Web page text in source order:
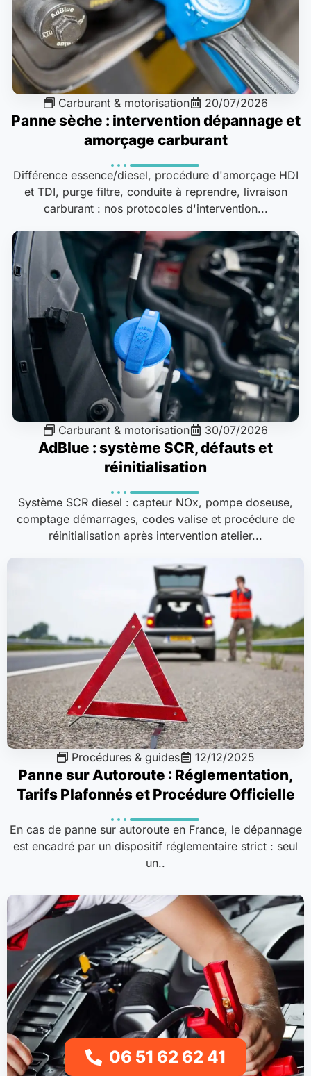
Carburant & motorisation 20/07/2026
Panne sèche : intervention dépannage et
amorçage carburant
Différence essence/diesel, procédure d'amorçage HDI
et TDI, purge filtre, conduite à reprendre, livraison
carburant : nos protocoles d'intervention...
Carburant & motorisation 30/07/2026
AdBlue : système SCR, défauts et
réinitialisation
Système SCR diesel : capteur NOx, pompe doseuse,
comptage démarrages, codes valise et procédure de
réinitialisation après intervention atelier...
Procédures & guides 12/12/2025
Panne sur Autoroute : Réglementation,
Tarifs Plafonnés et Procédure Officielle
En cas de panne sur autoroute en France, le dépannage
est encadré par un dispositif réglementaire strict : seul
un..
06 51 62 62 41